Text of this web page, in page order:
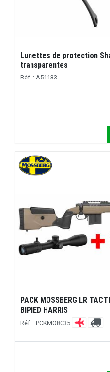
Lunettes de protection
transparentes
Réf. : A51133
PACK MOSSBERG LR
BIPIED HARRIS
Réf. : PCKMO8035